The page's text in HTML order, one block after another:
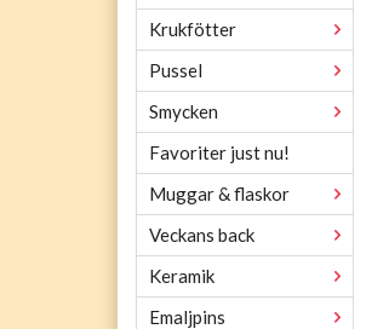
Krukfötter
Pussel
Smycken
Favoriter just nu!
Muggar & flaskor
Veckans back
Keramik
Emaljpins